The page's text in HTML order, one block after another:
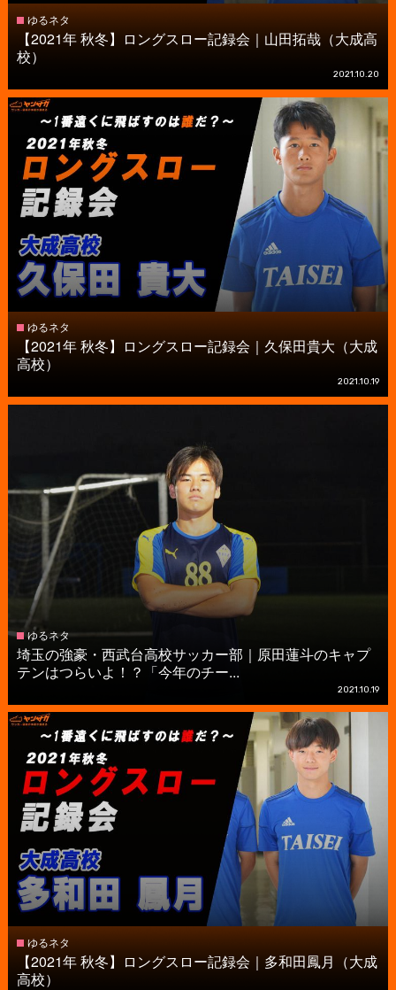
ゆるネタ
【2021年 秋冬】ロングスロー記録会｜山田拓哉（大成高
校）
2021.10.20
ゆるネタ
【2021年 秋冬】ロングスロー記録会｜久保田貴大（大成
高校）
2021.10.19
ゆるネタ
埼玉の強豪・西武台高校サッカー部｜原田蓮斗のキャプ
テンはつらいよ！？「今年のチー...
2021.10.19
ゆるネタ
【2021年 秋冬】ロングスロー記録会｜多和田鳳月（大成
高校）